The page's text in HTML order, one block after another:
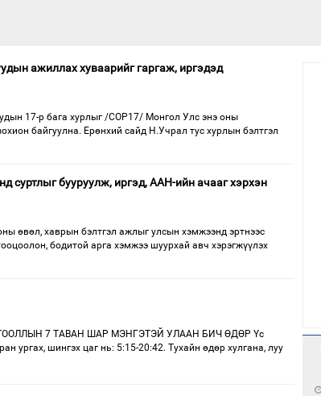
ажиллах хуваарийг гаргаж, иргэдэд
17-р бага хурлыг /СОР17/ Монгол Улс энэ оны
байгуулна. Ерөнхий сайд Н.Учрал тус хурлын бэлтгэл
суртлыг бууруулж, иргэд, ААН-ийн ачааг хэрхэн
өвөл, хаврын бэлтгэл ажлыг улсын хэмжээнд эртнээс
бодитой арга хэмжээ шуурхай авч хэрэгжүүлэх
7 ТАВАН ШАР МЭНГЭТЭЙ УЛААН БИЧ ӨДӨР Үс
ургах, шингэх цаг нь: 5:15-20:42. Тухайн өдөр хулгана, луу